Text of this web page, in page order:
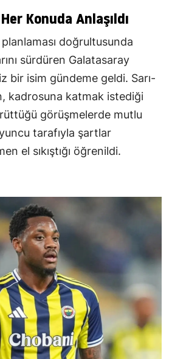
Konuda Anlaşıldı
doğrultusunda
sürdüren Galatasaray
bir isim gündeme geldi. Sarı-
kadrosuna katmak istediği
görüşmelerde mutlu
tarafıyla şartlar
el sıkıştığı öğrenildi.